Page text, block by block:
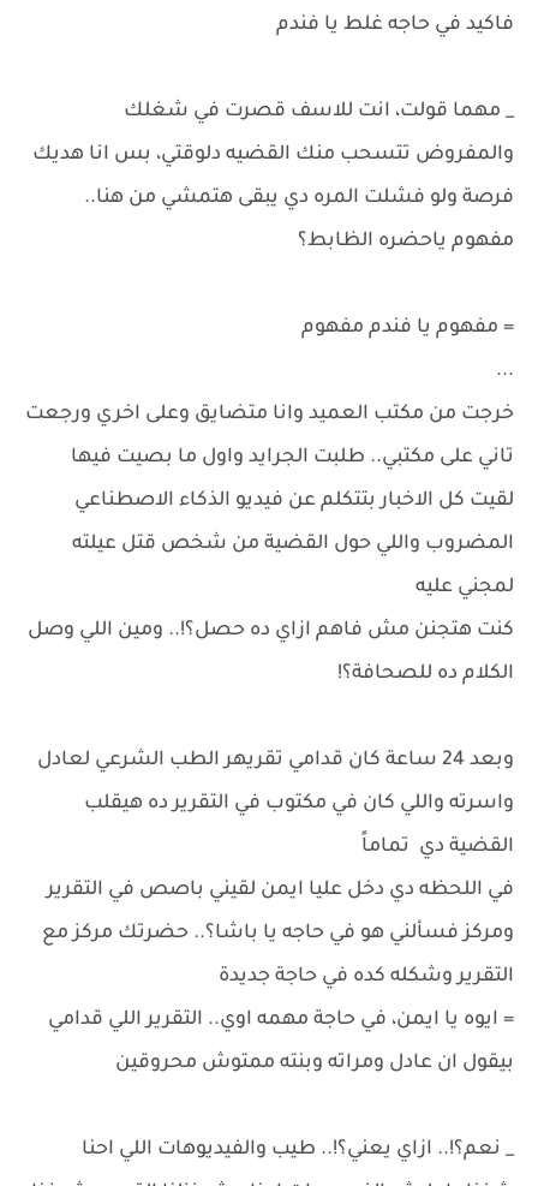
فاكيد في حاجه غلط يا فندم
_ مهما قولت، انت للاسف قصرت في شغلك
والمفروض تتسحب منك القضيه دلوقتي، بس انا هديك
فرصة ولو فشلت المره دي يبقى هتمشي من هنا..
مفهوم ياحضره الظابط؟
= مفهوم يا فندم مفهوم
...
خرجت من مكتب العميد وانا متضايق وعلى اخري ورجعت
تاني على مكتبي.. طلبت الجرايد واول ما بصيت فيها
لقيت كل الاخبار بتتكلم عن فيديو الذكاء الاصطناعي
المضروب واللي حول القضية من شخص قتل عيلته
لمجني عليه
كنت هتجنن مش فاهم ازاي ده حصل؟!.. ومين اللي وصل
الكلام ده للصحافة؟!
وبعد 24 ساعة كان قدامي تقريه‍ر الطب الشرعي لعادل
واسرته واللي كان في مكتوب في التقرير ده هيقلب
القضية دي تماماً
في اللحظه دي دخل عليا ايمن لقيني باصص في التقرير
ومركز فسألني هو في حاجه يا باشا؟.. حضرتك مركز مع
التقرير وشكله كده في حاجة جديدة
= ايوه يا ايمن، في حاجة مهمه اوي.. التقرير اللي قدامي
بيقول ان عادل ومراته وبنته ممتوش محروقين
_ نعم؟!.. ازاي يعني؟!.. طيب والفيديوهات اللي احنا